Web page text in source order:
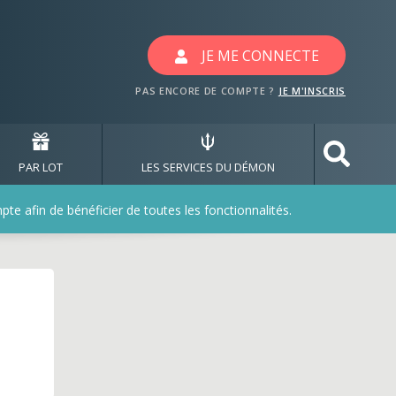
les jeux emoi-
JE ME CONNECTE
PAS ENCORE DE COMPTE ? JE M'INSCRIS
PAR LOT LES SERVICES DU DÉMON
afin de bénéficier de toutes les fonctionnalités.